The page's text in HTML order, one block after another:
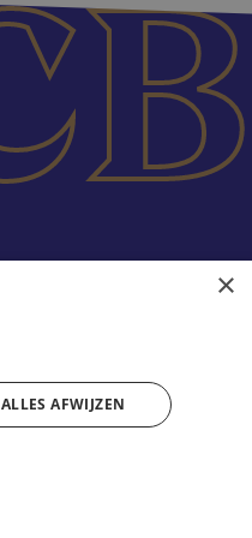
×
ALLES AFWIJZEN